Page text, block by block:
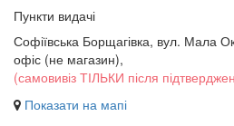
Пункти видачі
Софіївська Борщагівка, вул. Мала
офіс (не магазин),
(самовивіз ТІЛЬКИ після
Показати на мапі